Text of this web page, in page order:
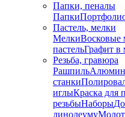
Папки, пеналы
Папки
Пастель, мелки
МелкиВосковые
пастельГрафит в
Резьба, гравюра
Рашпиль
станки
иглыКраска для
резьбыНаборы
линолеуму